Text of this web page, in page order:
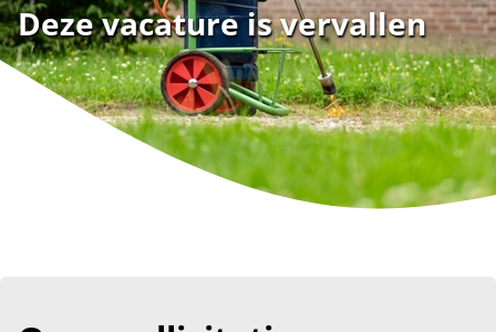
Deze vacature is vervallen